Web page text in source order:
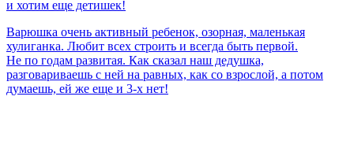
и хотим еще детишек!
Варюшка очень активный ребенок, озорная, маленькая
хулиганка. Любит всех строить и всегда быть первой.
Не по годам развитая. Как сказал наш дедушка,
разговариваешь с ней на равных, как со взрослой, а потом
думаешь, ей же еще и 3-х нет!